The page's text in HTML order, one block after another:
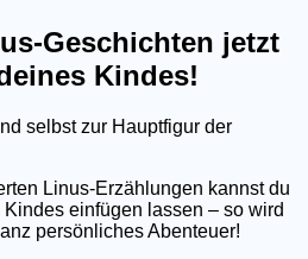
Geschichten jetzt
Kindes!
selbst zur Hauptfigur der
Linus-Erzählungen kannst du
einfügen lassen – so wird
persönliches Abenteuer!